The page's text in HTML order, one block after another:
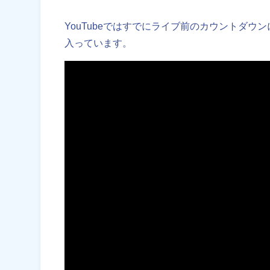
YouTubeではすでにライブ前のカウントダウン
入っています。